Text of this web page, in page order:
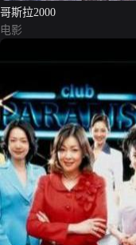
哥斯拉2000
电影